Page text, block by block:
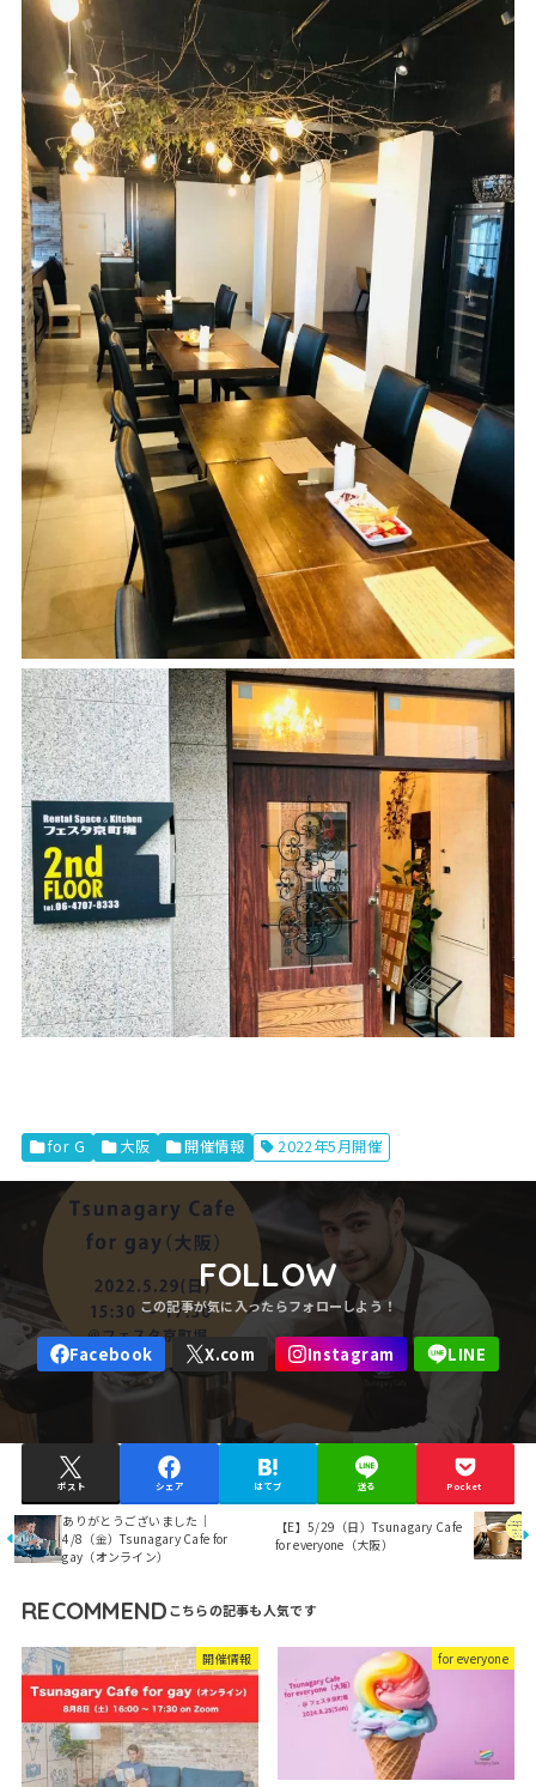
for G 大阪 開催情報 2022年5月開催
FOLLOW
ポスト シェア はてブ 送る Pocket
ありがとうございました｜
4/8（金）Tsunagary Cafe for
gay（オンライン）
【E】5/29（日）Tsunagary Cafe
for everyone（大阪）
RECOMMEND
開催情報 for everyone